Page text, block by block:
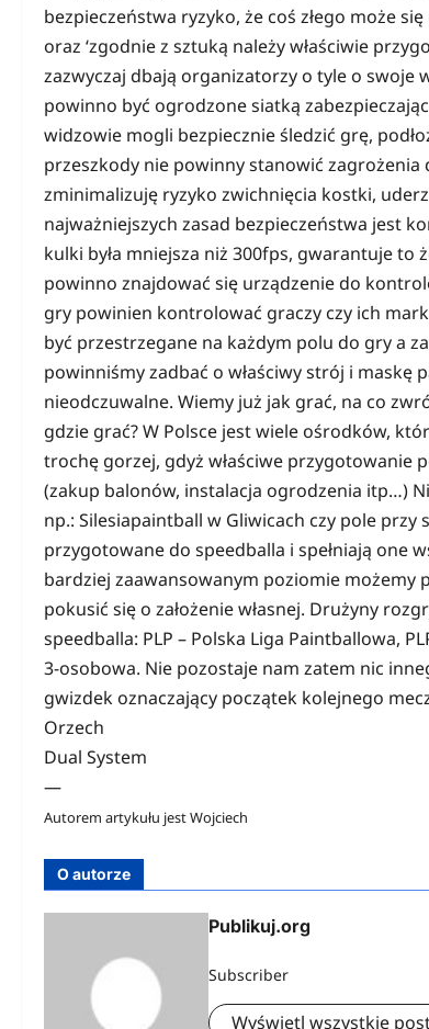
bezpieczeństwa ryzyko, że coś złego może
oraz ‘zgodnie z sztuką należy właściwie
zazwyczaj dbają organizatorzy o tyle o
powinno być ogrodzone siatką
widzowie mogli bezpiecznie śledzić grę,
przeszkody nie powinny stanowić
zminimalizuję ryzyko zwichnięcia kostki,
najważniejszych zasad bezpieczeństwa jest
kulki była mniejsza niż 300fps, gwarantuje
powinno znajdować się urządzenie do
gry powinien kontrolować graczy czy ich
być przestrzegane na każdym polu do gry a
powinniśmy zadbać o właściwy strój i
nieodczuwalne. Wiemy już jak grać, na co
gdzie grać? W Polsce jest wiele ośrodków,
trochę gorzej, gdyż właściwe przygotowanie
(zakup balonów, instalacja ogrodzenia itp…)
np.: Silesiapaintball w Gliwicach czy pole
przygotowane do speedballa i spełniają one
bardziej zaawansowanym poziomie możemy
pokusić się o założenie własnej. Drużyny
speedballa: PLP – Polska Liga Paintballowa,
3-osobowa. Nie pozostaje nam zatem nic
gwizdek oznaczający początek kolejnego
Orzech
Dual System
—
Autorem artykułu jest Wojciech
O autorze
Publikuj.org
Subscriber
Wyświetl wszystkie